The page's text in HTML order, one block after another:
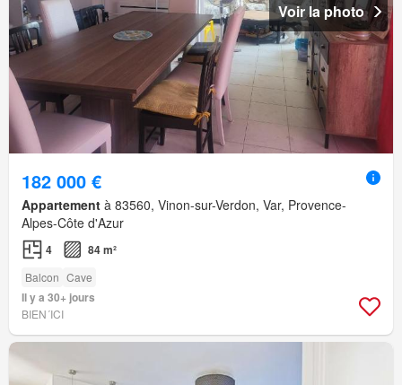
Voir la photo
182 000 €
Appartement à 83560, Vinon-sur-Verdon, Var, Provence-
Alpes-Côte d'Azur
4 84 m²
Balcon Cave
Il y a 30+ jours
BIEN´ICI